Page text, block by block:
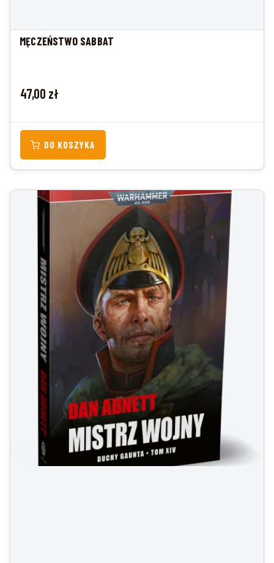
MĘCZEŃSTWO SABBAT
Cena
47,00 zł
DO KOSZYKA